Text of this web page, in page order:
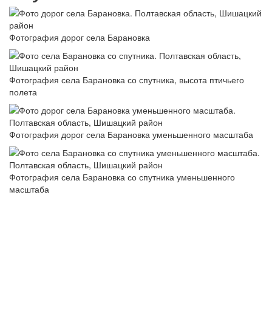
Фотография дорог села Барановка
Фотография села Барановка со спутника, высота птичьего
полета
Фотография дорог села Барановка уменьшенного масштаба
Фотография села Барановка со спутника уменьшенного
масштаба